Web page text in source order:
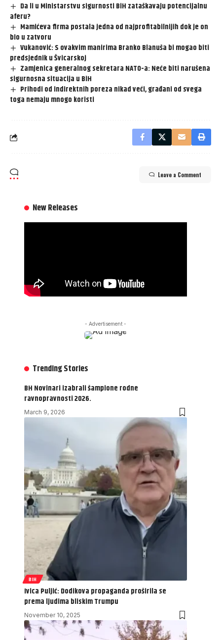
Da li u Ministarstvu sigurnosti BiH zataškavaju potencijalnu
aferu?
Mamićeva firma postala jedna od najprofitabilnijih dok je on
bio u zatvoru
Vukanović: S ovakvim manirima Branko Blanuša bi mogao biti
predsjednik u Švicarskoj
Zamjenica generalnog sekretara NATO-a: Neće biti narušena
sigurnosna situacija u BiH
Prihodi od indirektnih poreza nikad veći, građani od svega
toga nemaju mnogo koristi
Leave a Comment
New Releases
- Advertisement -
Trending Stories
BH Novinari izabrali šampione rodne
ravnopravnosti 2026.
March 9, 2026
BIH
Ivica Puljić: Dodikova propaganda proširila se
prema ljudima bliskim Trumpu
November 10, 2025